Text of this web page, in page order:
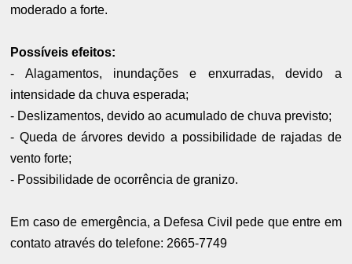
moderado a forte.
Possíveis efeitos:
- Alagamentos, inundações e enxurradas, devido a
intensidade da chuva esperada;
- Deslizamentos, devido ao acumulado de chuva previsto;
- Queda de árvores devido a possibilidade de rajadas de
vento forte;
- Possibilidade de ocorrência de granizo.
Em caso de emergência, a Defesa Civil pede que entre em
contato através do telefone: 2665-7749